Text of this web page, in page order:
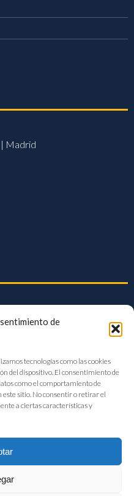
de
tecnologías como las cookies
del dispositivo. El consentimiento de
como el comportamiento de
este sitio. No consentir o retirar el
a ciertas características y
| Madrid